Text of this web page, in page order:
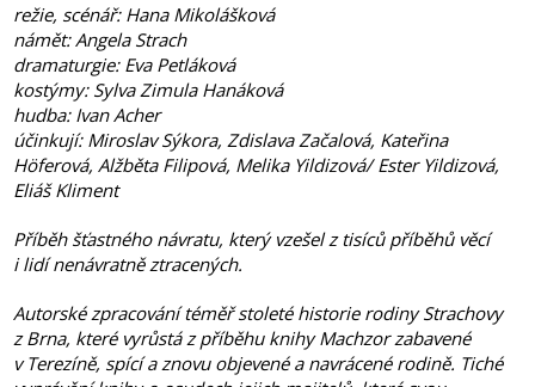
režie, scénář: Hana Mikolášková
námět: Angela Strach
dramaturgie: Eva Petláková
kostýmy: Sylva Zimula Hanáková
hudba: Ivan Acher
účinkují: Miroslav Sýkora, Zdislava Začalová, Kateřina
Höferová, Alžběta Filipová, Melika Yildizová/ Ester Yildizová,
Eliáš Kliment
Příběh šťastného návratu, který vzešel z tisíců příběhů věcí
i lidí nenávratně ztracených.
Autorské zpracování téměř stoleté historie rodiny Strachovy
z Brna, které vyrůstá z příběhu knihy Machzor zabavené
v Terezíně, spící a znovu objevené a navrácené rodině. Tiché